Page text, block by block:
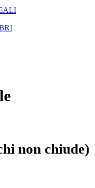
non chiude)